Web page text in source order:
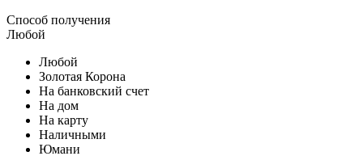
Способ получения
Любой
Любой
Золотая Корона
На банковский счет
На дом
На карту
Наличными
Юмани